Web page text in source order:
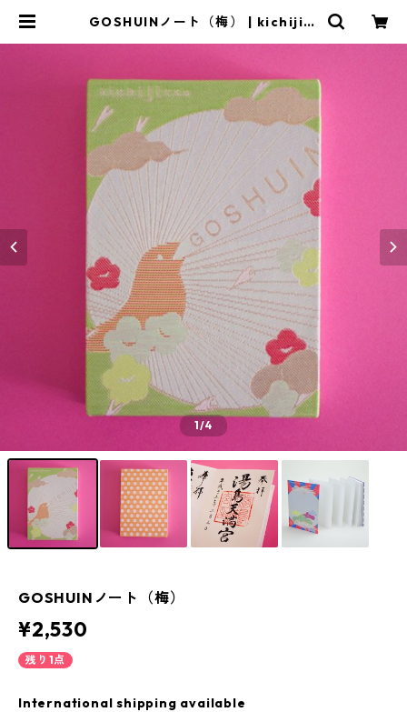
GOSHUINノート（梅） | kichijits
1/4
GOSHUINノート（梅）
¥2,530
残り1点
International shipping available